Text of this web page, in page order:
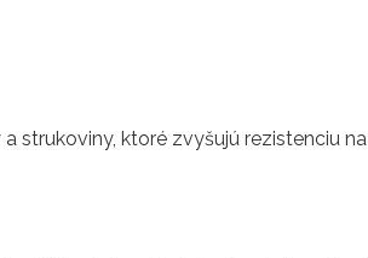
strukoviny, ktoré zvyšujú rezistenciu na